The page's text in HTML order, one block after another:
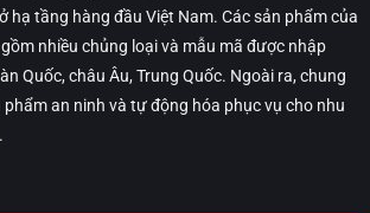
hạ tầng hàng đầu Việt Nam. Các sản phẩm của
nhiều chủng loại và mẫu mã được nhập
Quốc, châu Âu, Trung Quốc. Ngoài ra, chung
an ninh và tự động hóa phục vụ cho nhu